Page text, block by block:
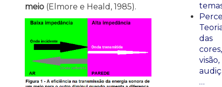
meio (Elmore e Heald, 1985).
das
cores,
visão,
…